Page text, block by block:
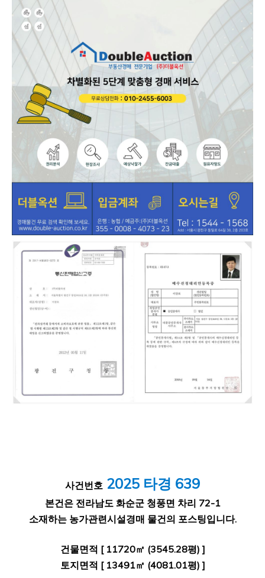
사건번호 2025 타경 639
본건은 전라남도 화순군 청풍면 차리 72-1
소재하는 농가관련시설경매 물건의 포스팅입니다.
건물면적 [ 11720㎡ (3545.28평) ]
토지면적 [ 13491㎡ (4081.01평) ]